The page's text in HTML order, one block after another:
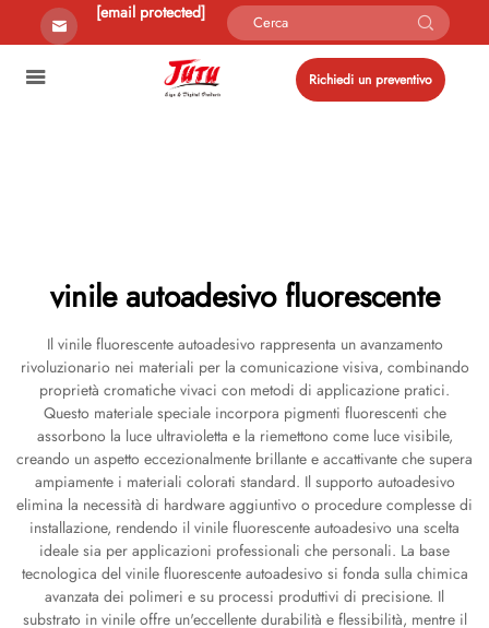
[email protected]
Richiedi un preventivo
vinile autoadesivo fluorescente
Il vinile fluorescente autoadesivo rappresenta un avanzamento
rivoluzionario nei materiali per la comunicazione visiva, combinando
proprietà cromatiche vivaci con metodi di applicazione pratici.
Questo materiale speciale incorpora pigmenti fluorescenti che
assorbono la luce ultravioletta e la riemettono come luce visibile,
creando un aspetto eccezionalmente brillante e accattivante che supera
ampiamente i materiali colorati standard. Il supporto autoadesivo
elimina la necessità di hardware aggiuntivo o procedure complesse di
installazione, rendendo il vinile fluorescente autoadesivo una scelta
ideale sia per applicazioni professionali che personali. La base
tecnologica del vinile fluorescente autoadesivo si fonda sulla chimica
avanzata dei polimeri e su processi produttivi di precisione. Il
substrato in vinile offre un'eccellente durabilità e flessibilità, mentre il